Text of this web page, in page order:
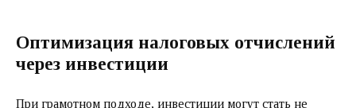
Оптимизация налоговых отчислений
через инвестиции
При грамотном подходе, инвестиции могут стать не